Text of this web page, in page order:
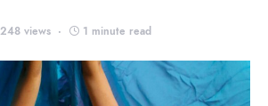
248 views 1 minute read